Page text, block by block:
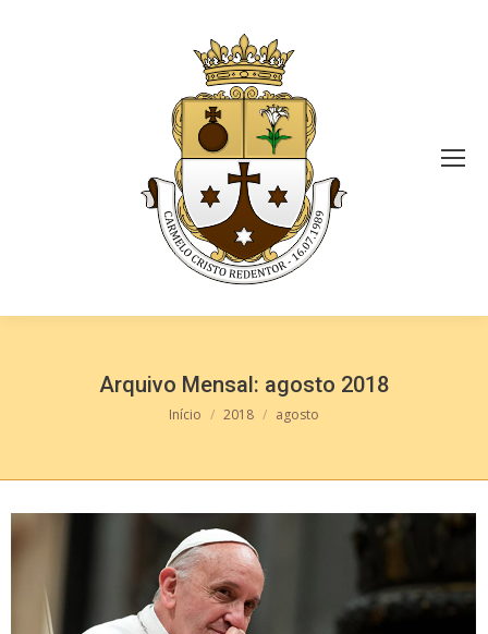
Arquivo Mensal: agosto 2018
Você está aqui:
Início 2018 agosto